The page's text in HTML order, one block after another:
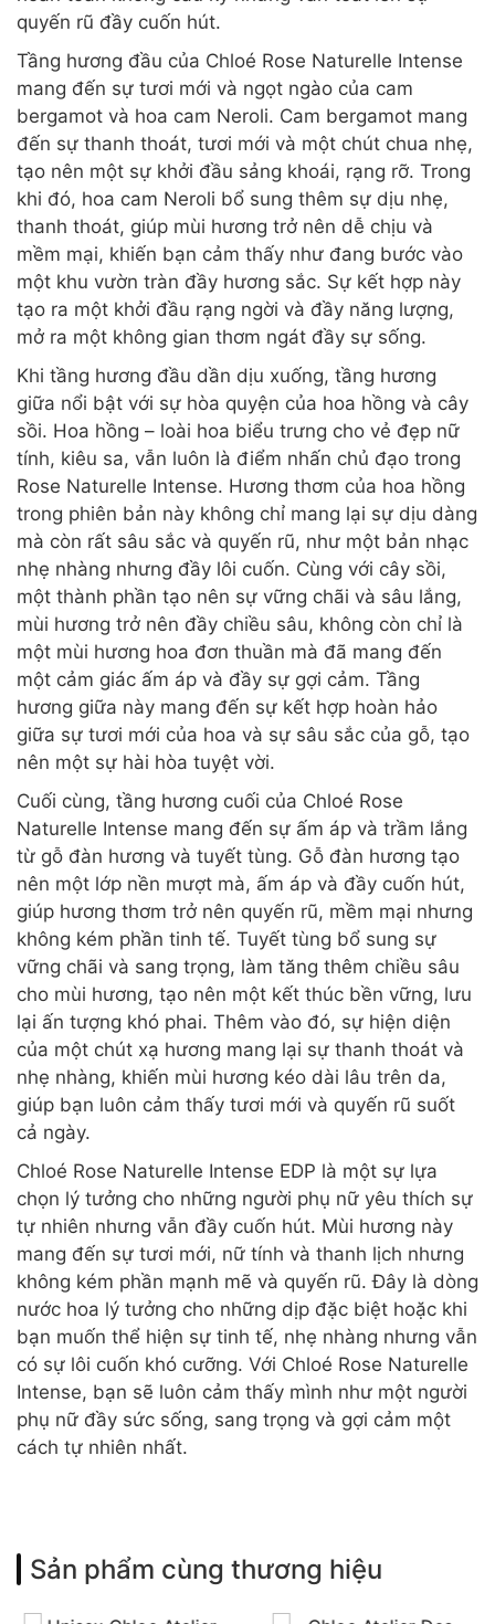
quyến rũ đầy cuốn hút.
Tầng hương đầu của Chloé Rose Naturelle Intense
mang đến sự tươi mới và ngọt ngào của cam
bergamot và hoa cam Neroli. Cam bergamot mang
đến sự thanh thoát, tươi mới và một chút chua nhẹ,
tạo nên một sự khởi đầu sảng khoái, rạng rỡ. Trong
khi đó, hoa cam Neroli bổ sung thêm sự dịu nhẹ,
thanh thoát, giúp mùi hương trở nên dễ chịu và
mềm mại, khiến bạn cảm thấy như đang bước vào
một khu vườn tràn đầy hương sắc. Sự kết hợp này
tạo ra một khởi đầu rạng ngời và đầy năng lượng,
mở ra một không gian thơm ngát đầy sự sống.
Khi tầng hương đầu dần dịu xuống, tầng hương
giữa nổi bật với sự hòa quyện của hoa hồng và cây
sồi. Hoa hồng – loài hoa biểu trưng cho vẻ đẹp nữ
tính, kiêu sa, vẫn luôn là điểm nhấn chủ đạo trong
Rose Naturelle Intense. Hương thơm của hoa hồng
trong phiên bản này không chỉ mang lại sự dịu dàng
mà còn rất sâu sắc và quyến rũ, như một bản nhạc
nhẹ nhàng nhưng đầy lôi cuốn. Cùng với cây sồi,
một thành phần tạo nên sự vững chãi và sâu lắng,
mùi hương trở nên đầy chiều sâu, không còn chỉ là
một mùi hương hoa đơn thuần mà đã mang đến
một cảm giác ấm áp và đầy sự gợi cảm. Tầng
hương giữa này mang đến sự kết hợp hoàn hảo
giữa sự tươi mới của hoa và sự sâu sắc của gỗ, tạo
nên một sự hài hòa tuyệt vời.
Cuối cùng, tầng hương cuối của Chloé Rose
Naturelle Intense mang đến sự ấm áp và trầm lắng
từ gỗ đàn hương và tuyết tùng. Gỗ đàn hương tạo
nên một lớp nền mượt mà, ấm áp và đầy cuốn hút,
giúp hương thơm trở nên quyến rũ, mềm mại nhưng
không kém phần tinh tế. Tuyết tùng bổ sung sự
vững chãi và sang trọng, làm tăng thêm chiều sâu
cho mùi hương, tạo nên một kết thúc bền vững, lưu
lại ấn tượng khó phai. Thêm vào đó, sự hiện diện
của một chút xạ hương mang lại sự thanh thoát và
nhẹ nhàng, khiến mùi hương kéo dài lâu trên da,
giúp bạn luôn cảm thấy tươi mới và quyến rũ suốt
cả ngày.
Chloé Rose Naturelle Intense EDP là một sự lựa
chọn lý tưởng cho những người phụ nữ yêu thích sự
tự nhiên nhưng vẫn đầy cuốn hút. Mùi hương này
mang đến sự tươi mới, nữ tính và thanh lịch nhưng
không kém phần mạnh mẽ và quyến rũ. Đây là dòng
nước hoa lý tưởng cho những dịp đặc biệt hoặc khi
bạn muốn thể hiện sự tinh tế, nhẹ nhàng nhưng vẫn
có sự lôi cuốn khó cưỡng. Với Chloé Rose Naturelle
Intense, bạn sẽ luôn cảm thấy mình như một người
phụ nữ đầy sức sống, sang trọng và gợi cảm một
cách tự nhiên nhất.
Sản phẩm cùng thương hiệu